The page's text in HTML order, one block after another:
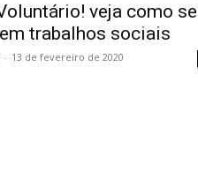
veja como se
trabalhos sociais
- 13 de fevereiro de 2020